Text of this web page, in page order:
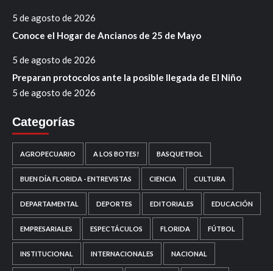
5 de agosto de 2026
Conoce el Hogar de Ancianos de 25 de Mayo
5 de agosto de 2026
Preparan protocolos ante la posible llegada de El Niño
5 de agosto de 2026
Categorías
AGROPECUARIO A LOS BOTES! BASQUETBOL
BUEN DÍA FLORIDA - ENTREVISTAS CIENCIA CULTURA
DEPARTAMENTAL DEPORTES EDITORIALES EDUCACIÓN
EMPRESARIALES ESPECTÁCULOS FLORIDA FÚTBOL
INSTITUCIONAL INTERNACIONALES NACIONAL